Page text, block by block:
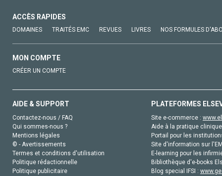
ACCÈS RAPIDES
DOMAINES TRAITÉS EMC REVUES LIVRES NOS FORMULES
MON COMPTE
CRÉER UN COMPTE
AIDE & SUPPORT
Contactez-nous / FAQ
Qui sommes-nous ?
Mentions légales
© - Avertissements
Termes et conditions d'utilisation
Politique rédactionnelle
Politique publicitaire
PLATEFORMES
Site e-commerce :
Aide à la pratique
Portail pour les
Site d'information sur
E-learning pour les
Bibliothèque d'e-books
Blog special IFSI :